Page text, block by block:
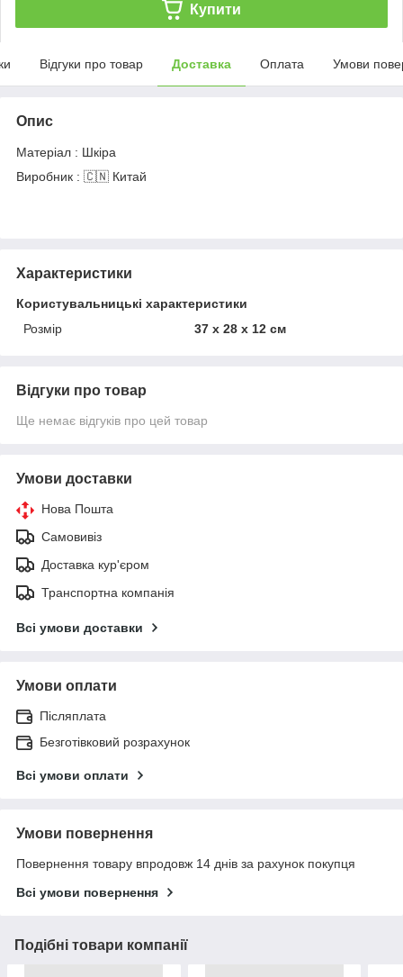
Купити
Відгуки про товар Доставка Оплата Умови
Опис
Матеріал : Шкіра
Виробник : 🇨🇳 Китай
Характеристики
Користувальницькі характеристики
Розмір
37 х 28 х 12 см
Відгуки про товар
Ще немає відгуків про цей товар
Умови доставки
Нова Пошта
Самовивіз
Доставка кур'єром
Транспортна компанія
Всі умови доставки
Умови оплати
Післяплата
Безготівковий розрахунок
Всі умови оплати
Умови повернення
Повернення товару впродовж 14 днів за рахунок покупця
Всі умови повернення
Подібні товари компанії